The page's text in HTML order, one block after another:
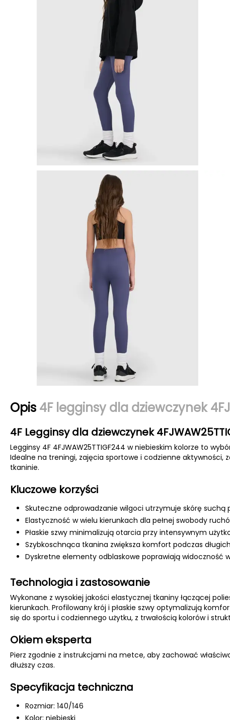
Opis 4F legginsy dla dziewczynek
4F Legginsy dla dziewczynek
Legginsy 4F 4FJWAW25TTIGF244 w niebieskim kolorze to
Idealne na treningi, zajęcia sportowe i codzienne aktywności,
tkaninie.
Kluczowe korzyści
Skuteczne odprowadzanie wilgoci utrzymuje skórę suchą
Elastyczność w wielu kierunkach dla pełnej swobody
Płaskie szwy minimalizują otarcia przy intensywnym
Szybkoschnąca tkanina zwiększa komfort podczas
Dyskretne elementy odblaskowe poprawiają widoczność
Technologia i zastosowanie
Wykonane z wysokiej jakości elastycznej tkaniny łączącej
kierunkach. Profilowany krój i płaskie szwy optymalizują
się do sportu i codziennego użytku, z trwałością kolorów i
Okiem eksperta
Pierz zgodnie z instrukcjami na metce, aby zachować
dłuższy czas.
Specyfikacja techniczna
Rozmiar: 140/146
Kolor: niebieski